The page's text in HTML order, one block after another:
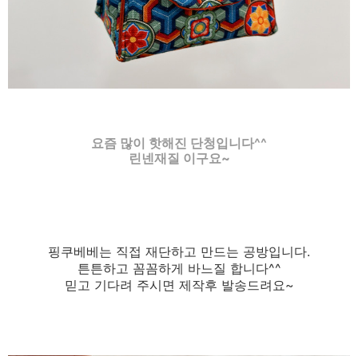
요즘 많이 핫해진 단청입니다^^
린넨재질 이구요~
핑쿠베베는 직접 재단하고 만드는 공방입니다.
튼튼하고 꼼꼼하게 바느질 합니다^^
믿고 기다려 주시면 제작후 발송드려요~